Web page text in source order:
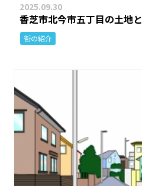
2025.09.30
香芝市北今市五丁目の土地
街の紹介